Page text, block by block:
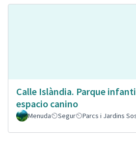
Calle Islàndia. Parque
espacio canino
Menuda Segur Parcs i Jardins